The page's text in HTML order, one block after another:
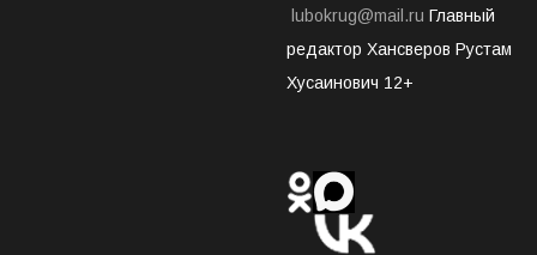
lubokrug@mail.ru Главный
редактор Хансверов Рустам
Хусаинович 12+